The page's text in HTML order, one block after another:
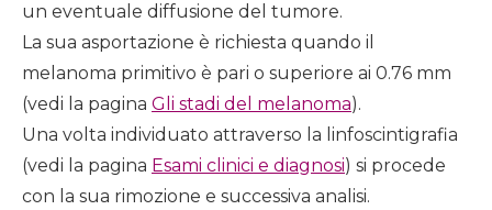
un eventuale diffusione del tumore.
La sua asportazione è richiesta quando il
melanoma primitivo è pari o superiore ai 0.76 mm
(vedi la pagina Gli stadi del melanoma).
Una volta individuato attraverso la linfoscintigrafia
(vedi la pagina Esami clinici e diagnosi) si procede
con la sua rimozione e successiva analisi.